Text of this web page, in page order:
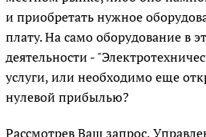
и приобретать нужное
плату. На само оборудование в
деятельности -
услуги, или необходимо еще
нулевой прибылью?
Рассмотрев Ваш запрос,